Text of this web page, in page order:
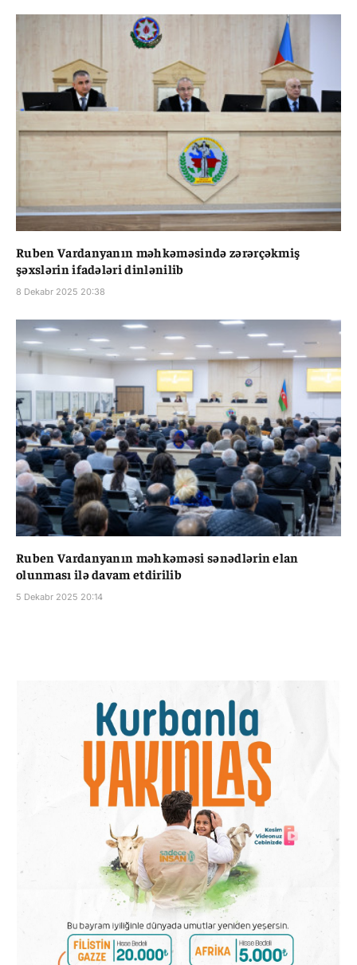
Ruben Vardanyanın məhkəməsində zərərçəkmiş
şəxslərin ifadələri dinlənilib
8 Dekabr 2025 20:38
Ruben Vardanyanın məhkəməsi sənədlərin elan
olunması ilə davam etdirilib
5 Dekabr 2025 20:14